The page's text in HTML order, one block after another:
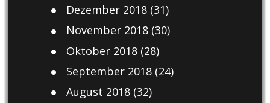
Dezember 2018(31)
November 2018(30)
Oktober 2018(28)
September 2018(24)
August 2018(32)